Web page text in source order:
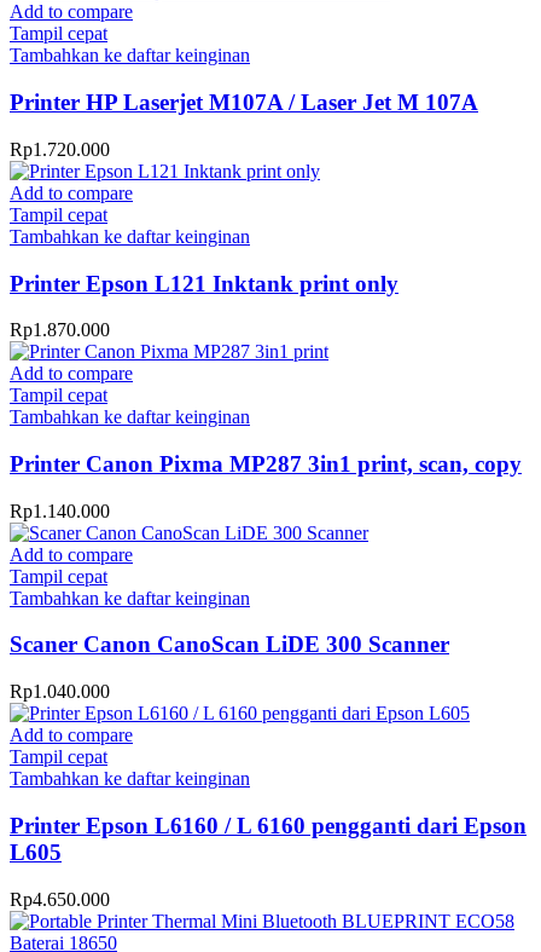
Add to compare
Tampil cepat
Tambahkan ke daftar keinginan
Printer HP Laserjet M107A / Laser Jet M 107A
Rp1.720.000
Add to compare
Tampil cepat
Tambahkan ke daftar keinginan
Printer Epson L121 Inktank print only
Rp1.870.000
Add to compare
Tampil cepat
Tambahkan ke daftar keinginan
Printer Canon Pixma MP287 3in1 print, scan, copy
Rp1.140.000
Add to compare
Tampil cepat
Tambahkan ke daftar keinginan
Scaner Canon CanoScan LiDE 300 Scanner
Rp1.040.000
Add to compare
Tampil cepat
Tambahkan ke daftar keinginan
Printer Epson L6160 / L 6160 pengganti dari Epson
L605
Rp4.650.000